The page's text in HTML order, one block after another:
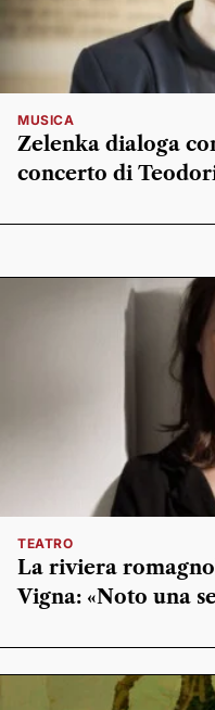
MUSICA
Zelenka dialoga
concerto di
TEATRO
La riviera
Vigna: «Noto una